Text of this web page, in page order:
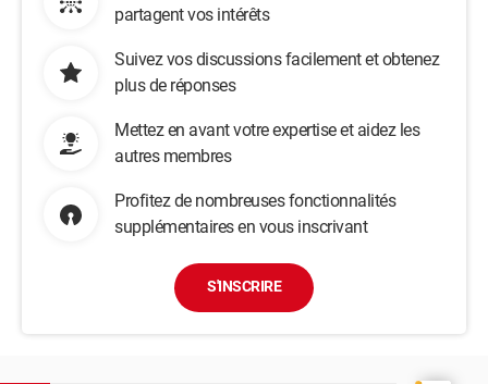
partagent vos intérêts
Suivez vos discussions facilement et obtenez
plus de réponses
Mettez en avant votre expertise et aidez les
autres membres
Profitez de nombreuses fonctionnalités
supplémentaires en vous inscrivant
S'INSCRIRE